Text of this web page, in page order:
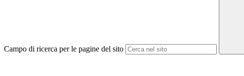
Campo di ricerca per le pagine del sito